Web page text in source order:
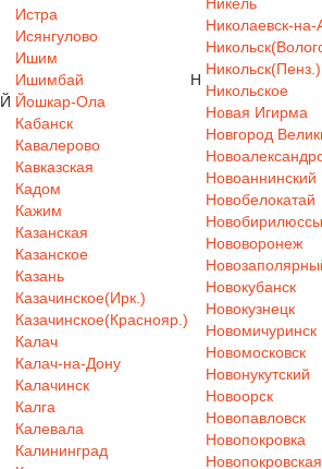
Истра
Исянгулово
Ишим
Ишимбай
Й Йошкар-Ола
Кабанск
Кавалерово
Кавказская
Кадом
Кажим
Казанская
Казанское
Казань
Казачинское(Ирк.)
Казачинское(Краснояр.)
Калач
Калач-на-Дону
Калачинск
Калга
Калевала
Калининград
Н
Николаевск-
Никольск(Пенз.)
Никольское
Новая Игирма
Новгород
Новоаннинский
Новобелокатай
Новобирилюссы
Нововоронеж
Новокубанск
Новокузнецк
Новомичуринск
Новомосковск
Новонукутский
Новоорск
Новопавловск
Новопокровка
Новопокровская